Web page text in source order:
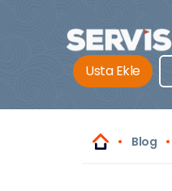
Usta Ekle
Blog